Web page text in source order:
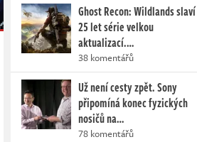
Ghost Recon: Wildlands slaví
25 let série velkou
aktualizací.…
38 komentářů
Už není cesty zpět. Sony
připomíná konec fyzických
nosičů na…
78 komentářů